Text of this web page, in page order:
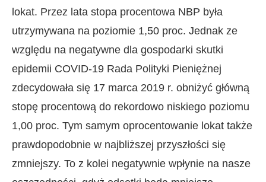
lokat. Przez lata stopa procentowa NBP była
utrzymywana na poziomie 1,50 proc. Jednak ze
względu na negatywne dla gospodarki skutki
epidemii COVID-19 Rada Polityki Pieniężnej
zdecydowała się 17 marca 2019 r. obniżyć główną
stopę procentową do rekordowo niskiego poziomu
1,00 proc. Tym samym oprocentowanie lokat także
prawdopodobnie w najbliższej przyszłości się
zmniejszy. To z kolei negatywnie wpłynie na nasze